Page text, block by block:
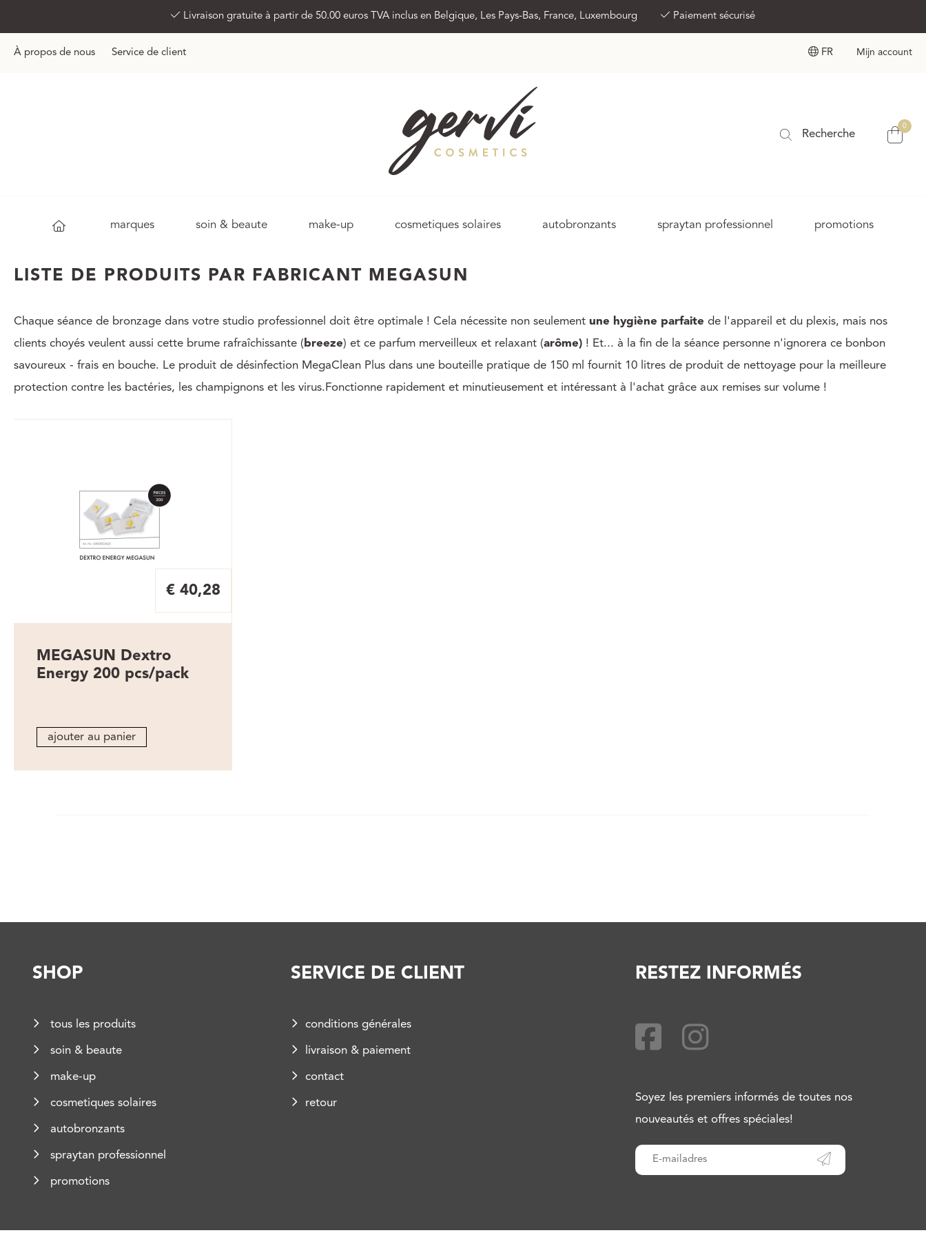
Livraison gratuite à partir de 50.00 euros TVA inclus en Belgique, Les Pays-Bas, France, Luxembourg Paiement sécurisé
À propos de nous Service de client FR Mijn account
Recherche
0
marques soin & beaute make-up cosmetiques solaires autobronzants spraytan professionnel promotions
LISTE DE PRODUITS PAR FABRICANT MEGASUN
Chaque séance de bronzage dans votre studio professionnel doit être optimale ! Cela nécessite non seulement une hygiène parfaite de l'appareil et du plexis, mais nos
clients choyés veulent aussi cette brume rafraîchissante ( breeze) et ce parfum merveilleux et relaxant (arôme) ! Et... à la fin de la séance personne n'ignorera ce bonbon
savoureux - frais en bouche. Le produit de désinfection MegaClean Plus dans une bouteille pratique de 150 ml fournit 10 litres de produit de nettoyage pour la meilleure
protection contre les bactéries, les champignons et les virus.Fonctionne rapidement et minutieusement et intéressant à l'achat grâce aux remises sur volume !
€ 40,28
MEGASUN Dextro
Energy 200 pcs/pack
ajouter au panier
SHOP
tous les produits
soin & beaute
make-up
cosmetiques solaires
autobronzants
spraytan professionnel
promotions
SERVICE DE CLIENT
conditions générales
livraison & paiement
contact
retour
RESTEZ INFORMÉS
Soyez les premiers informés de toutes nos
nouveautés et offres spéciales!